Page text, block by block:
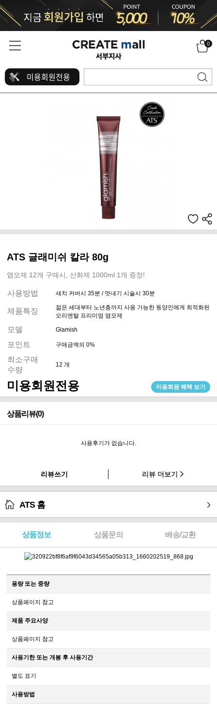
0
미용회원전용
ATS 글래미쉬 칼라 80g
염모제 12개 구매시, 산화제 1000ml 1개 증정!
사용방법 새치 커버시 35분 / 멋내기 시술시 30분
제품특징
젊은 세대부터 노년층까지 사용 가능한 동양인에게 최적화된
오리엔탈 프리미엄 염모제
모델 Glamish
포인트 구매금액의 0%
최소구매
수량
12 개
미용회원전용 미용회원 혜택 보기
상품리뷰(0)
사용후기가 없습니다.
리뷰쓰기 리뷰 더보기
ATS 홈
상품정보 상품문의 배송/교환
용량 또는 중량
상품페이지 참고
제품 주요사양
상품페이지 참고
사용기한 또는 개봉 후 사용기간
별도 표기
사용방법